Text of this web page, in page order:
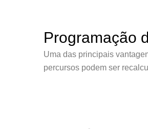
Programação
Uma das principais
percursos podem ser